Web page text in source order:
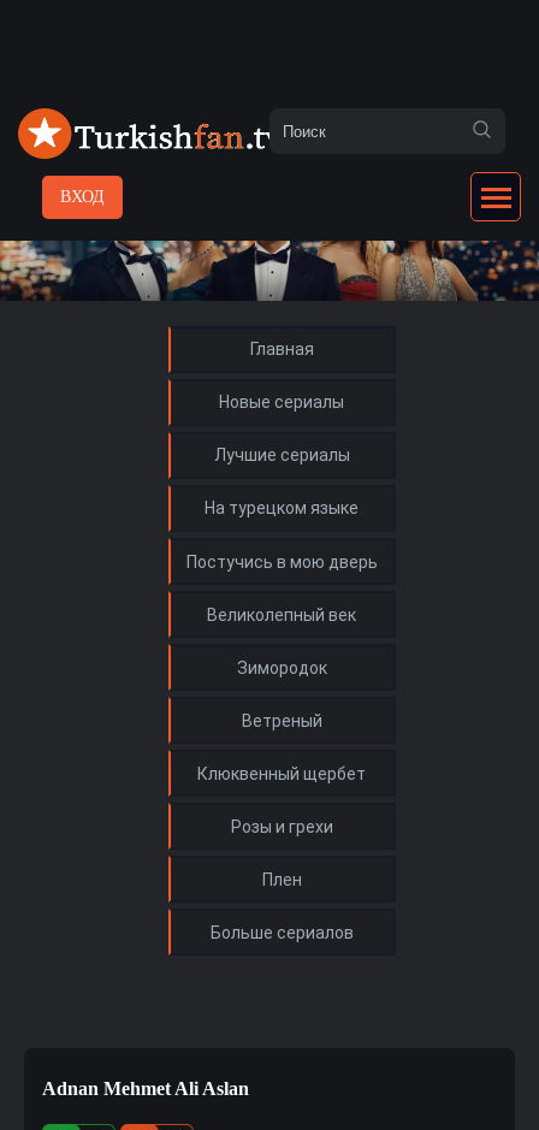
ВХОД
Главная
Новые сериалы
Лучшие сериалы
На турецком языке
Adnan Mehmet Ali Aslan